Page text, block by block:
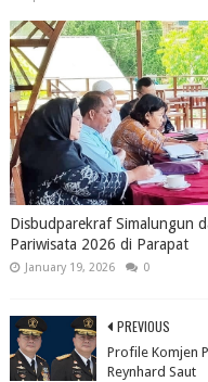
Disbudparekraf Simalungun
Pariwisata 2026 di Parapat
January 19, 2026 0
PREVIOUS
Profile Komjen
Reynhard Saut